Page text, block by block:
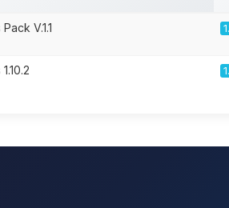
V.1.1